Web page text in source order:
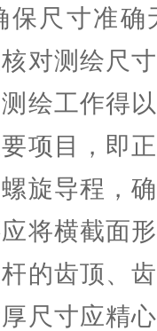
保尺寸准
对测绘尺
绘工作得
项目，即
旋导程，
将横截面
的齿顶、
尺寸应精